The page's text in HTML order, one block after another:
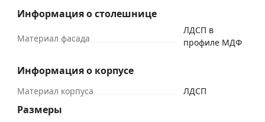
Информация о столешнице
Материал фасада
ЛДСП в
профиле МДФ
Информация о корпусе
Материал корпуса ЛДСП
Размеры